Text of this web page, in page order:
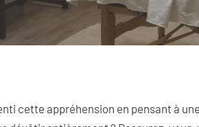
cette appréhension en pensant à